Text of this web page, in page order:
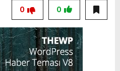
0
0